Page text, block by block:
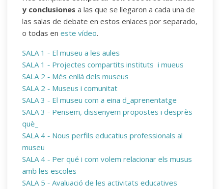
y conclusiones a las que se llegaron a cada una de
las salas de debate en estos enlaces por separado,
o todas en este vídeo.
SALA 1 - El museu a les aules
SALA 1 - Projectes compartits instituts i mueus
SALA 2 - Més enllá dels museus
SALA 2 - Museus i comunitat
SALA 3 - El museu com a eina d_aprenentatge
SALA 3 - Pensem, dissenyem propostes i desprès
què_
SALA 4 - Nous perfils educatius professionals al
museu
SALA 4 - Per qué i com volem relacionar els musus
amb les escoles
SALA 5 - Avaluació de les activitats educatives